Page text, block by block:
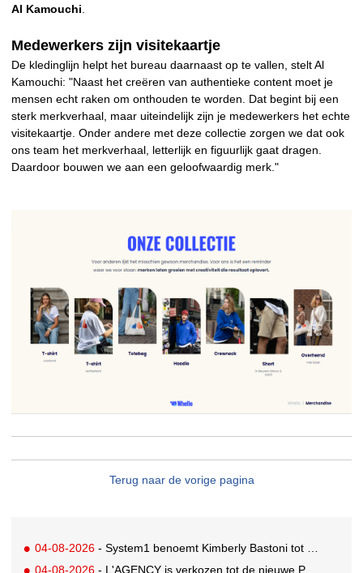
Al Kamouchi
Medewerkers zijn visitekaartje
De kledinglijn helpt het bureau daarnaast op te vallen, stelt Al
Kamouchi: "Naast het creëren van authentieke content moet je
mensen echt raken om onthouden te worden. Dat begint bij een
sterk merkverhaal, maar uiteindelijk zijn je medewerkers het echte
visitekaartje. Onder andere met deze collectie zorgen we dat ook
ons team het merkverhaal, letterlijk en figuurlijk gaat dragen.
Daardoor bouwen we aan een geloofwaardig merk."
Terug naar de vorige pagina
04-08-2026 - System1 benoemt Kimberly Bastoni tot Gobal Chief Commercial Officer
04-08-2026 - L'AGENCY is verkozen tot de nieuwe PR-partner van KoRo